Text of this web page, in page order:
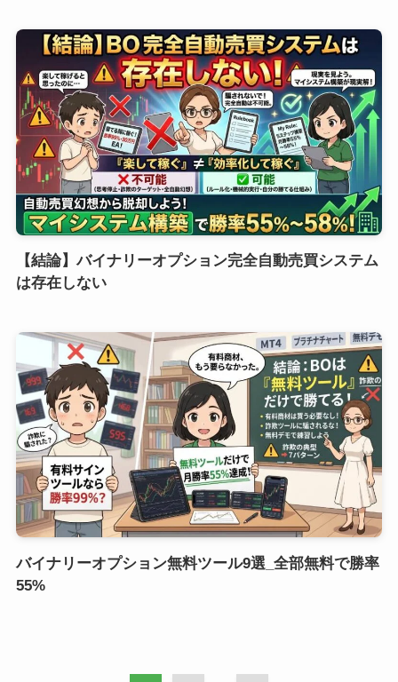
【結論】バイナリーオプション完全自動売買システム
は存在しない
バイナリーオプション無料ツール9選_全部無料で勝率
55%